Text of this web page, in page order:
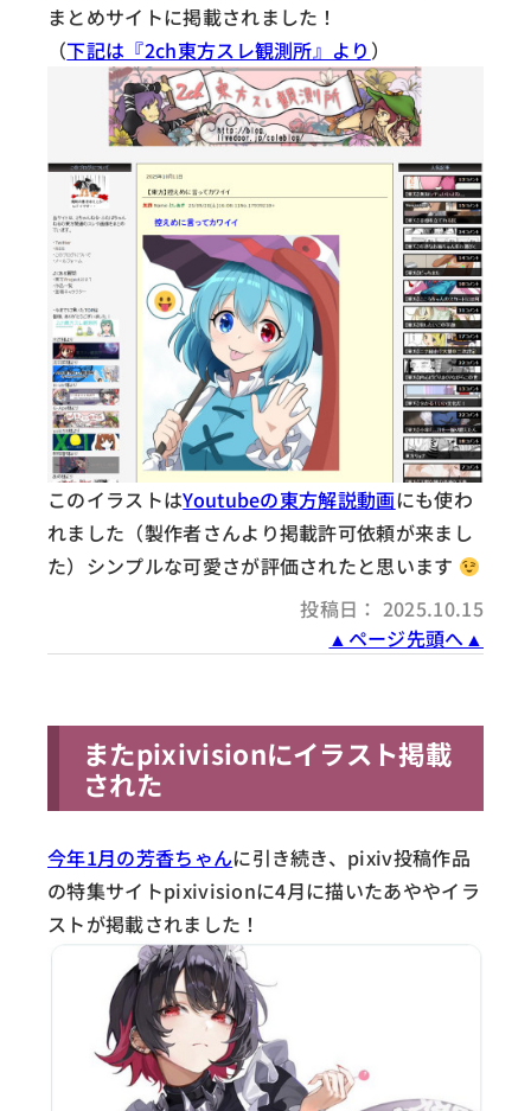
まとめサイトに掲載されました！
（下記は『2ch東方スレ観測所』より ）
このイラストはYoutubeの東方解説動画にも使わ
れました（製作者さんより掲載許可依頼が来まし
た）シンプルな可愛さが評価されたと思います
投稿日： 2025.10.15
▲ページ先頭へ▲
またpixivisionにイラスト掲載
された
今年1月の芳香ちゃんに引き続き、pixiv投稿作品
の特集サイトpixivisionに4月に描いたあややイラ
ストが掲載されました！